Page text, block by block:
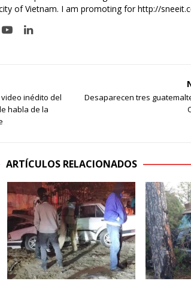
of Vietnam. I am promoting forhttp://
inédito del
habla de la
Desaparecen tres
ARTÍCULOS RELACIONADOS